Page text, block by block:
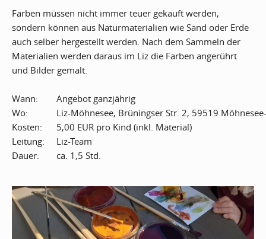
Farben müssen nicht immer teuer gekauft werden,
sondern können aus Naturmaterialien wie Sand oder Erde
auch selber hergestellt werden. Nach dem Sammeln der
Materialien werden daraus im Liz die Farben angerührt
und Bilder gemalt.
Wann:
Angebot ganzjährig
Wo:
Liz-Möhnesee, Brüningser Str. 2, 59519
Kosten:
5,00 EUR pro Kind (inkl. Material)
Leitung:
Liz-Team
Dauer:
ca. 1,5 Std.